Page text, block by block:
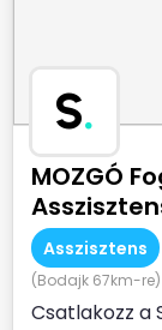
S.
MOZGÓ
Asszisztens
(Bodajk 67km-re)
Csatlakozz a